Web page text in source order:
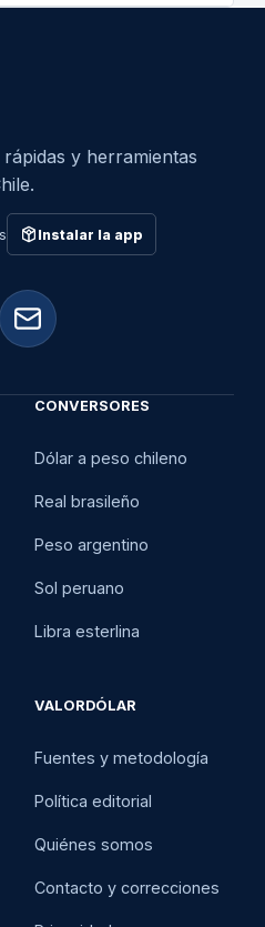
y herramientas
Instalar la app
CONVERSORES
Dólar a peso chileno
Real brasileño
Peso argentino
Sol peruano
Libra esterlina
VALORDÓLAR
Fuentes y metodología
Política editorial
Quiénes somos
Contacto y correcciones